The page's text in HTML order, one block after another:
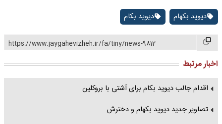
دیوید بکهام دیوید بکام
https://www.jaygahevizheh.ir/fa/tiny/news-9812
اخبار مرتبط
اقدام جالب دیوید بکام برای آشتی با بروکلین
تصاویر جدید دیوید بکهام و دخترش